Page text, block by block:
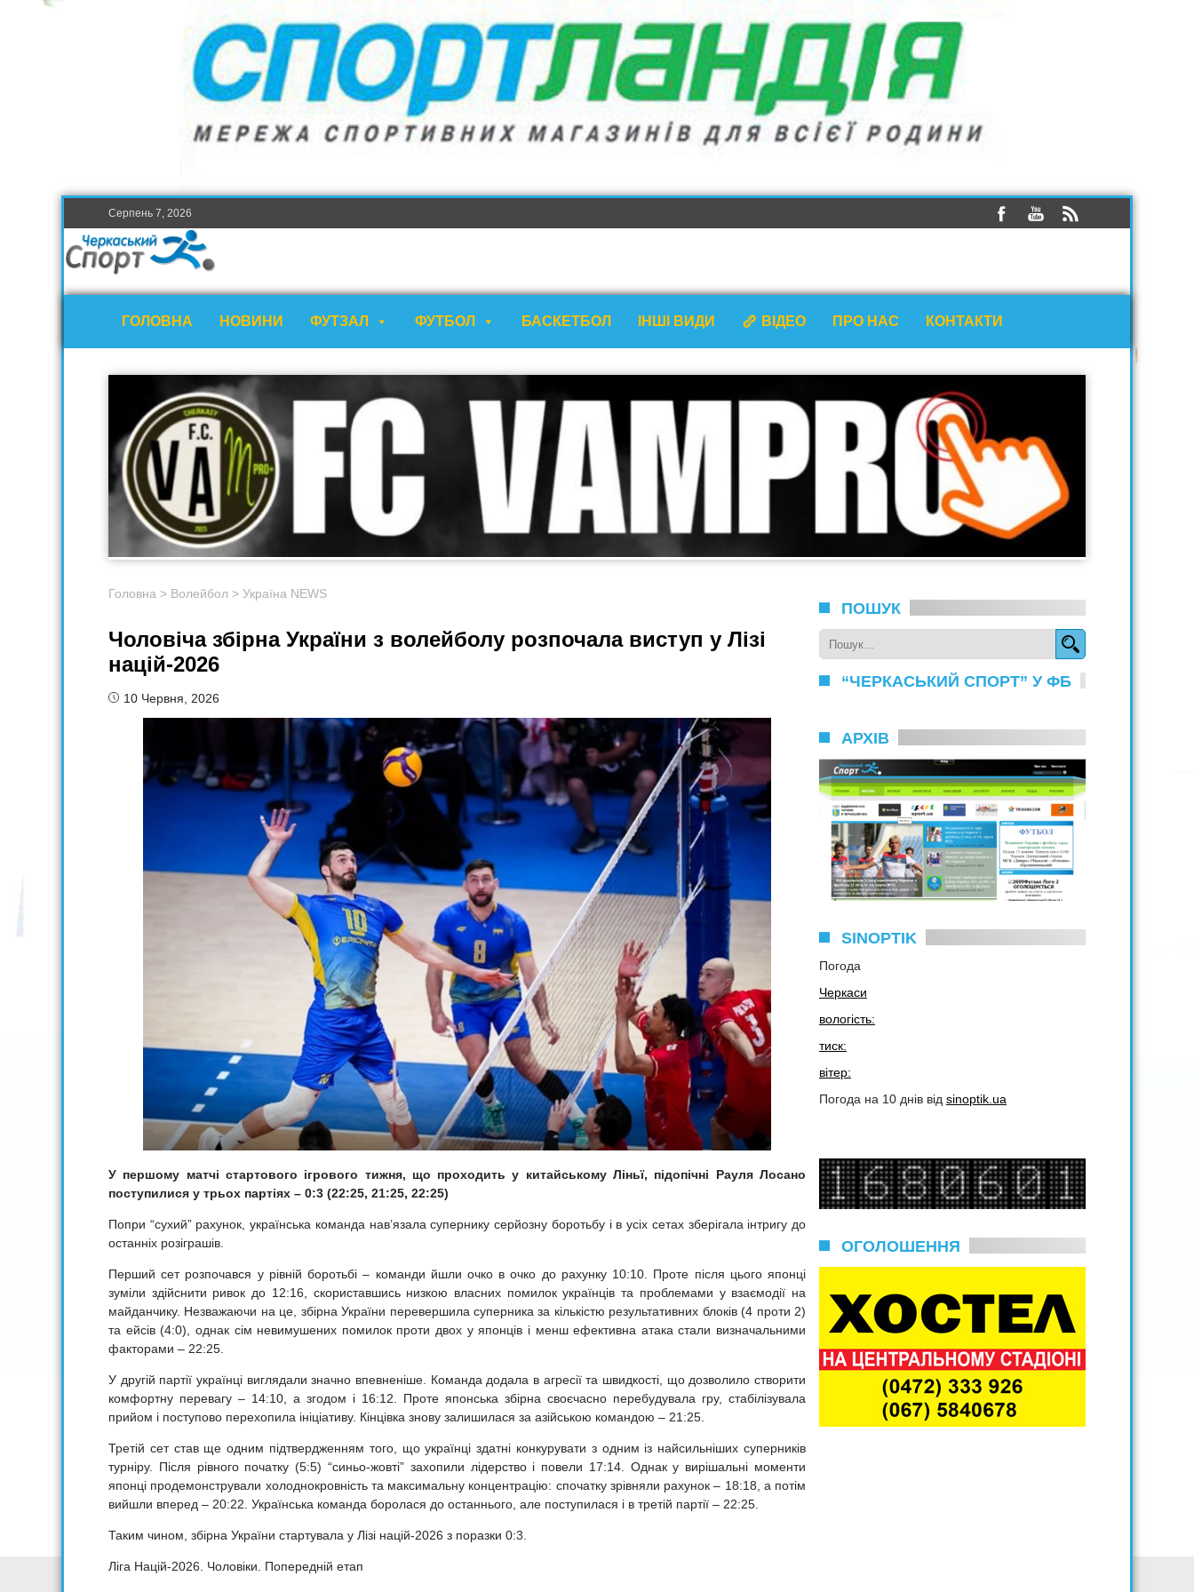
Серпень 7, 2026
ГОЛОВНА НОВИНИ ФУТЗАЛ ФУТБОЛ БАСКЕТБОЛ ІНШІ ВИДИ ВІДЕО ПРО НАС КОНТАКТИ
Головна > Волейбол > Україна NEWS
Чоловіча збірна України з волейболу розпочала виступ у Лізі
націй-2026
10 Червня, 2026
У першому матчі стартового ігрового тижня, що проходить у китайському Ліньї, підопічні Рауля Лосано
поступилися у трьох партіях – 0:3 (22:25, 21:25, 22:25)
Попри “сухий” рахунок, українська команда нав’язала супернику серйозну боротьбу і в усіх сетах зберігала інтригу до
останніх розіграшів.
Перший сет розпочався у рівній боротьбі – команди йшли очко в очко до рахунку 10:10. Проте після цього японці
зуміли здійснити ривок до 12:16, скориставшись низкою власних помилок українців та проблемами у взаємодії на
майданчику. Незважаючи на це, збірна України перевершила суперника за кількістю результативних блоків (4 проти 2)
та ейсів (4:0), однак сім невимушених помилок проти двох у японців і менш ефективна атака стали визначальними
факторами – 22:25.
У другій партії українці виглядали значно впевненіше. Команда додала в агресії та швидкості, що дозволило створити
комфортну перевагу – 14:10, а згодом і 16:12. Проте японська збірна своєчасно перебудувала гру, стабілізувала
прийом і поступово перехопила ініціативу. Кінцівка знову залишилася за азійською командою – 21:25.
Третій сет став ще одним підтвердженням того, що українці здатні конкурувати з одним із найсильніших суперників
турніру. Після рівного початку (5:5) “синьо-жовті” захопили лідерство і повели 17:14. Однак у вирішальні моменти
японці продемонстрували холоднокровність та максимальну концентрацію: спочатку зрівняли рахунок – 18:18, а потім
вийшли вперед – 20:22. Українська команда боролася до останнього, але поступилася і в третій партії – 22:25.
Таким чином, збірна України стартувала у Лізі націй-2026 з поразки 0:3.
Ліга Націй-2026. Чоловіки. Попередній етап
ПОШУК
“ЧЕРКАСЬКИЙ СПОРТ” У ФБ
АРХІВ
SINOPTIK
Погода
Черкаси
вологість:
тиск:
вітер:
Погода на 10 днів від sinoptik.ua
ОГОЛОШЕННЯ